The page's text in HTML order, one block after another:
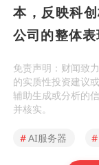
本，反映科
公司的整体表
免责声明：财闻致
的实质性投资建议
辅助生成或分析的
并核实。
#AI服务器 #